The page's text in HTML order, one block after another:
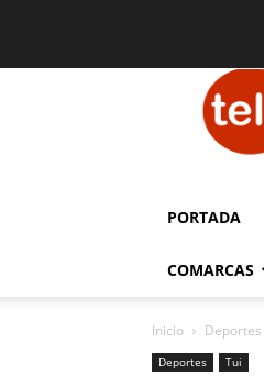
PORTADA
COMARCAS
Inicio Deportes
Deportes Tui